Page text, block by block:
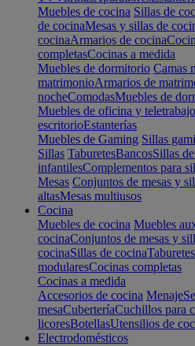
Muebles de cocina Sillas de
de cocinaMesas y sillas de
cocinaArmarios de cocina
completasCocinas a medida
Muebles de dormitorio Camas
matrimonioArmarios de
nocheComodasMuebles de
Muebles de oficina y teletrabajo
escritorioEstanterías
Muebles de Gaming Sillas
Sillas TaburetesBancosSillas
infantilesComplementos para
Mesas Conjuntos de mesas y
altasMesas multiusos
Cocina
Muebles de cocina Muebles
cocinaConjuntos de mesas y
cocinaSillas de cocina
modularesCocinas completas
Cocinas a medida
Accesorios de cocina Menaje
mesaCuberteríaCuchillos para
licoresBotellasUtensilios de
Electrodomésticos